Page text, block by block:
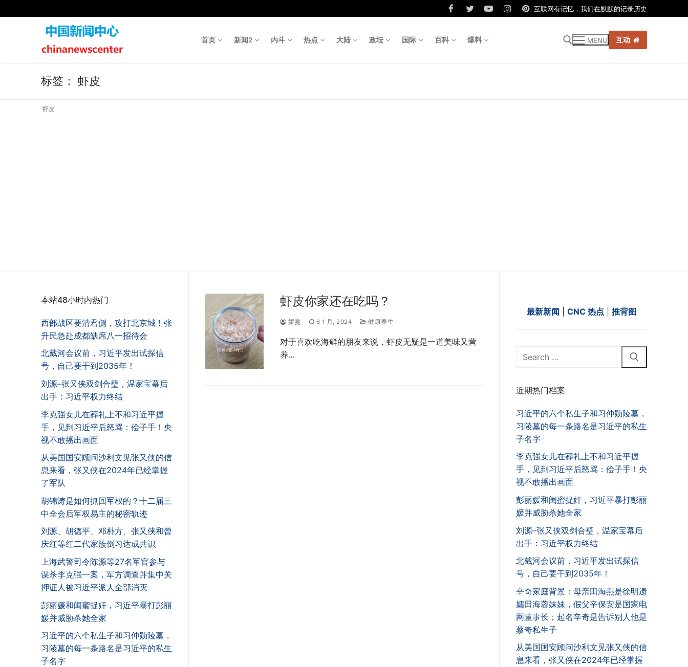
to
互联网有记忆，我们在默默的记录历史
首页 新闻2 内斗 热点 大陆 政坛 国际 百科 爆料 MENU 互动
标签： 虾皮
虾皮
虾皮你家还在吃吗？
娇雯 6 1 月, 2024 健康养生
对于喜欢吃海鲜的朋友来说，虾皮无疑是一道美味又营
养…
最新新闻 CNC 热点 推背图
Search
近期热门档案
习近平的六个私生子和习仲勋陵墓，
习陵墓的每一条路名是习近平的私生
子名字
李克强女儿在葬礼上不和习近平握
手，见到习近平后怒骂：侩子手！央
视不敢播出画面
彭丽媛和闺蜜捉奸，习近平暴打彭丽
媛并威胁杀她全家
刘源–张又侠双剑合璧，温家宝幕后
出手：习近平权力终结
北戴河会议前，习近平发出试探信
号，自己要干到2035年！
辛奇家庭背景：母亲田海燕是徐明遗
孀田海蓉妹妹，假父辛保安是国家电
网董事长；起名辛奇是告诉别人他是
蔡奇私生子
从美国国安顾问沙利文见张又侠的信
息来看，张又侠在2024年已经掌握
本站48小时内热门
西部战区要清君侧，攻打北京城！张
升民急赴成都缺席八一招待会
北戴河会议前，习近平发出试探信
号，自己要干到2035年！
刘源–张又侠双剑合璧，温家宝幕后
出手：习近平权力终结
李克强女儿在葬礼上不和习近平握
手，见到习近平后怒骂：侩子手！央
视不敢播出画面
从美国国安顾问沙利文见张又侠的信
息来看，张又侠在2024年已经掌握
了军队
胡锦涛是如何抓回军权的？十二届三
中全会后军权易主的秘密轨迹
刘源、胡德平、邓朴方、张又侠和曾
庆红等红二代家族倒习达成共识
上海武警司令陈源等27名军官参与
谋杀李克强一案，军方调查并集中关
押证人被习近平派人全部消灭
彭丽媛和闺蜜捉奸，习近平暴打彭丽
媛并威胁杀她全家
习近平的六个私生子和习仲勋陵墓，
习陵墓的每一条路名是习近平的私生
子名字